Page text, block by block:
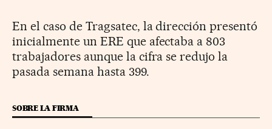
En el caso de Tragsatec, la dirección presentó
inicialmente un ERE que afectaba a 803
trabajadores aunque la cifra se redujo la
pasada semana hasta 399.
SOBRE LA FIRMA